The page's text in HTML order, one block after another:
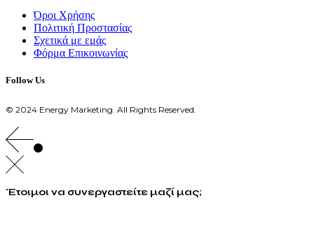
Όροι Χρήσης
Πολιτική Προστασίας
Σχετικά με εμάς
Φόρμα Επικοινωνίας
Follow Us
© 2024 Energy Marketing. All Rights Reserved.
Έτοιμοι να συνεργαστείτε μαζί μας;